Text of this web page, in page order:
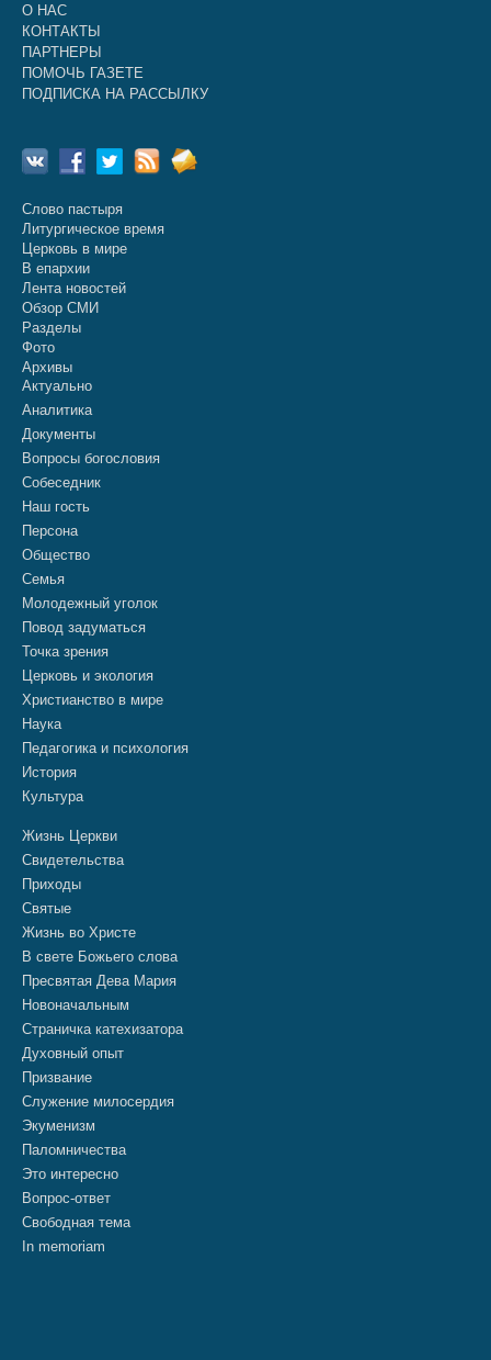
О НАС
КОНТАКТЫ
ПАРТНЕРЫ
ПОМОЧЬ ГАЗЕТЕ
ПОДПИСКА НА РАССЫЛКУ
Слово пастыря
Литургическое время
Церковь в мире
В епархии
Лента новостей
Обзор СМИ
Разделы
Фото
Архивы
Актуально
Аналитика
Документы
Вопросы богословия
Собеседник
Наш гость
Персона
Общество
Семья
Молодежный уголок
Повод задуматься
Точка зрения
Церковь и экология
Христианство в мире
Наука
Педагогика и психология
История
Культура
Жизнь Церкви
Свидетельства
Приходы
Святые
Жизнь во Христе
В свете Божьего слова
Пресвятая Дева Мария
Новоначальным
Страничка катехизатора
Духовный опыт
Призвание
Служение милосердия
Экуменизм
Паломничества
Это интересно
Вопрос-ответ
Свободная тема
In memoriam